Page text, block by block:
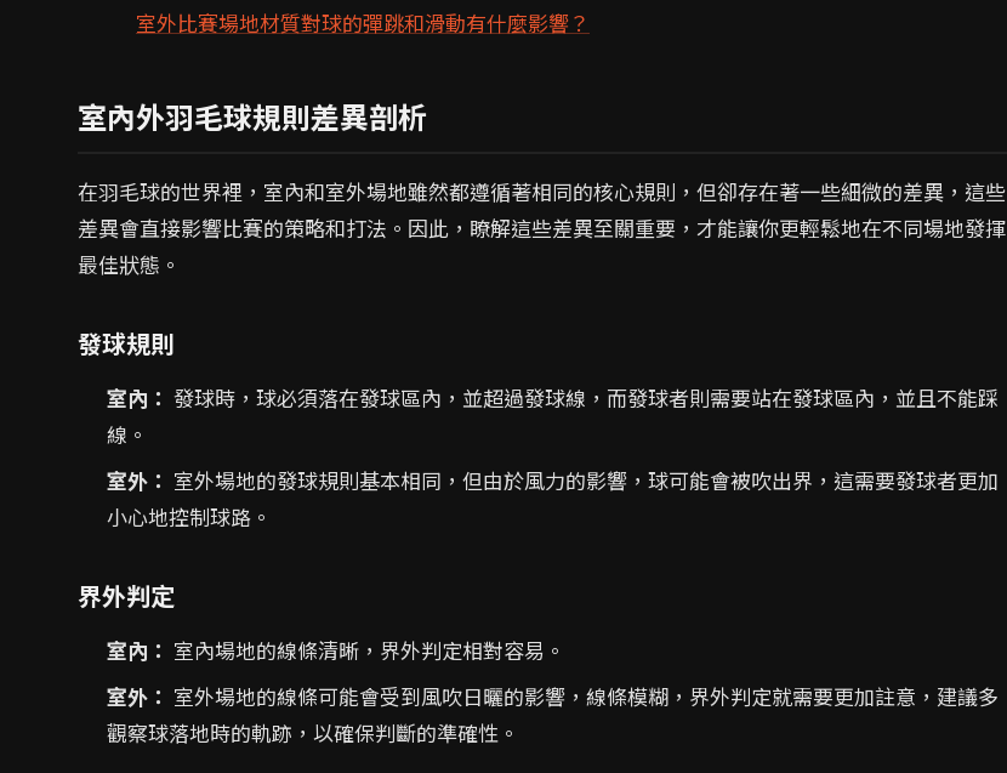
室外比賽場地材質對球的彈跳和滑動有什麼影響？
室內外羽毛球規則差異剖析
在羽毛球的世界裡，室內和室外場地雖然都遵循著相同的核心規則，但卻存在著一些細微的差異，這些
差異會直接影響比賽的策略和打法。因此，瞭解這些差異至關重要，才能讓你更輕鬆地在不同場地發揮
最佳狀態。
發球規則
室內： 發球時，球必須落在發球區內，並超過發球線，而發球者則需要站在發球區內，並且不能踩
線。
室外： 室外場地的發球規則基本相同，但由於風力的影響，球可能會被吹出界，這需要發球者更加
小心地控制球路。
界外判定
室內： 室內場地的線條清晰，界外判定相對容易。
室外： 室外場地的線條可能會受到風吹日曬的影響，線條模糊，界外判定就需要更加註意，建議多
觀察球落地時的軌跡，以確保判斷的準確性。